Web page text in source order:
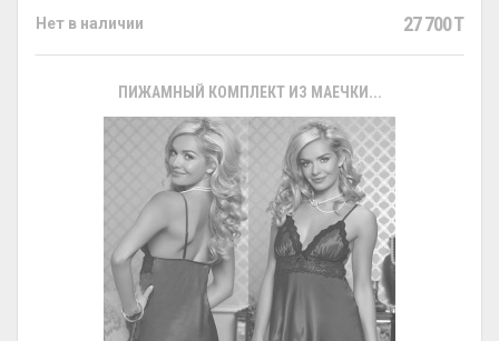
Нет в наличии 27 700 T
ПИЖАМНЫЙ КОМПЛЕКТ ИЗ МАЕЧКИ...